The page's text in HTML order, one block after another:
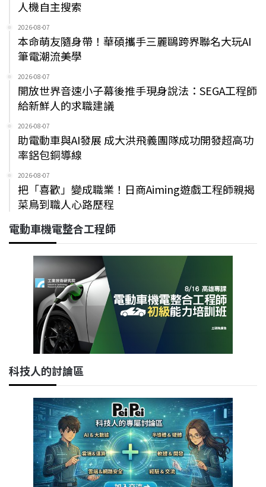
人機自主搜索
2026-08-07
本命萌友隨身帶！華碩攜手三麗鷗跨界聯名大玩AI
筆電潮流美學
2026-08-07
開放世界音速小子幕後推手現身說法：SEGA工程師
給新鮮人的求職建議
2026-08-07
助電動車與AI發展 成大洪飛義團隊成功開發超高功
率鋁包銅導線
2026-08-07
把「喜歡」變成職業！日商Aiming遊戲工程師親揭
菜鳥到職人心路歷程
電動車機電整合工程師
科技人的討論區